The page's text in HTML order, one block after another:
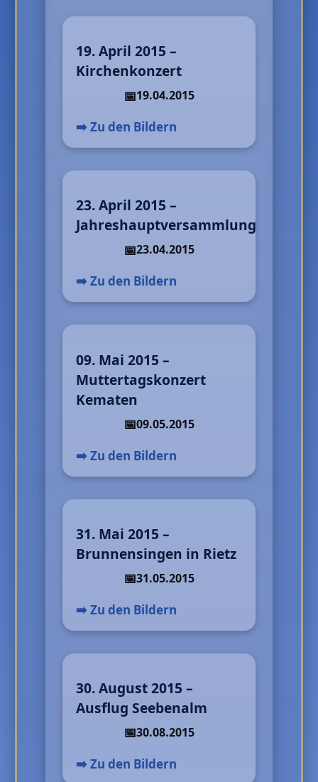
19. April 2015 –
Kirchenkonzert
19.04.2015
➡️ Zu den Bildern
23. April 2015 –
Jahreshauptversammlung
23.04.2015
➡️ Zu den Bildern
09. Mai 2015 –
Muttertagskonzert
Kematen
09.05.2015
➡️ Zu den Bildern
31. Mai 2015 –
Brunnensingen in Rietz
31.05.2015
➡️ Zu den Bildern
30. August 2015 –
Ausflug Seebenalm
30.08.2015
➡️ Zu den Bildern